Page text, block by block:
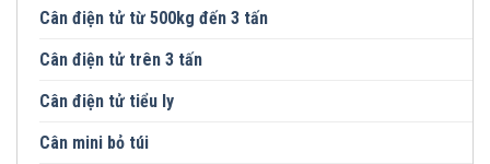
Cân điện tử từ 500kg đến 3 tấn
Cân điện tử trên 3 tấn
Cân điện tử tiểu ly
Cân mini bỏ túi